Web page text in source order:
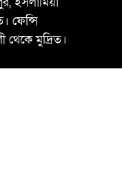
ফেন্সি
থেকে মুদ্রিত।